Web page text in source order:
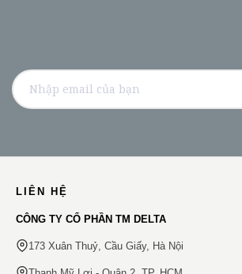
LIÊN HỆ
CÔNG TY CỔ PHẦN TM DELTA
173 Xuân Thuỷ, Cầu Giấy, Hà Nội